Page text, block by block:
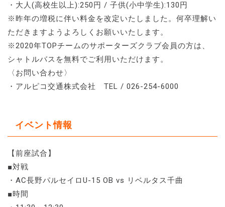
・大人(高校生以上):250円 / 子供(小中学生):130円
※昨年の増税に伴い料金を改定いたしました。何卒理解い
ただきますようよろしくお願いいたします。
※2020年TOPチームのサポーターズクラブ会員の方は、
シャトルバスを無料でご利用いただけます。
〈お問い合わせ〉
・アルピコ交通株式会社 TEL / 026-254-6000
イベント情報
【前座試合】
■対戦
・AC長野パルセイロU-15 OB vs リベルタス千曲
■時間